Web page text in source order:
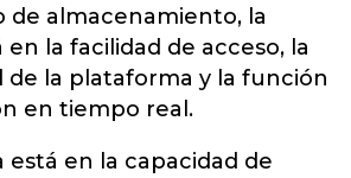
de almacenamiento, la
la facilidad de acceso, la
de la plataforma y la función
en tiempo real.
está en la capacidad de